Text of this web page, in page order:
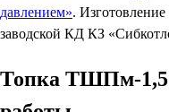
давлением».
заводской КД КЗ
Топка ТШПм-1,5: